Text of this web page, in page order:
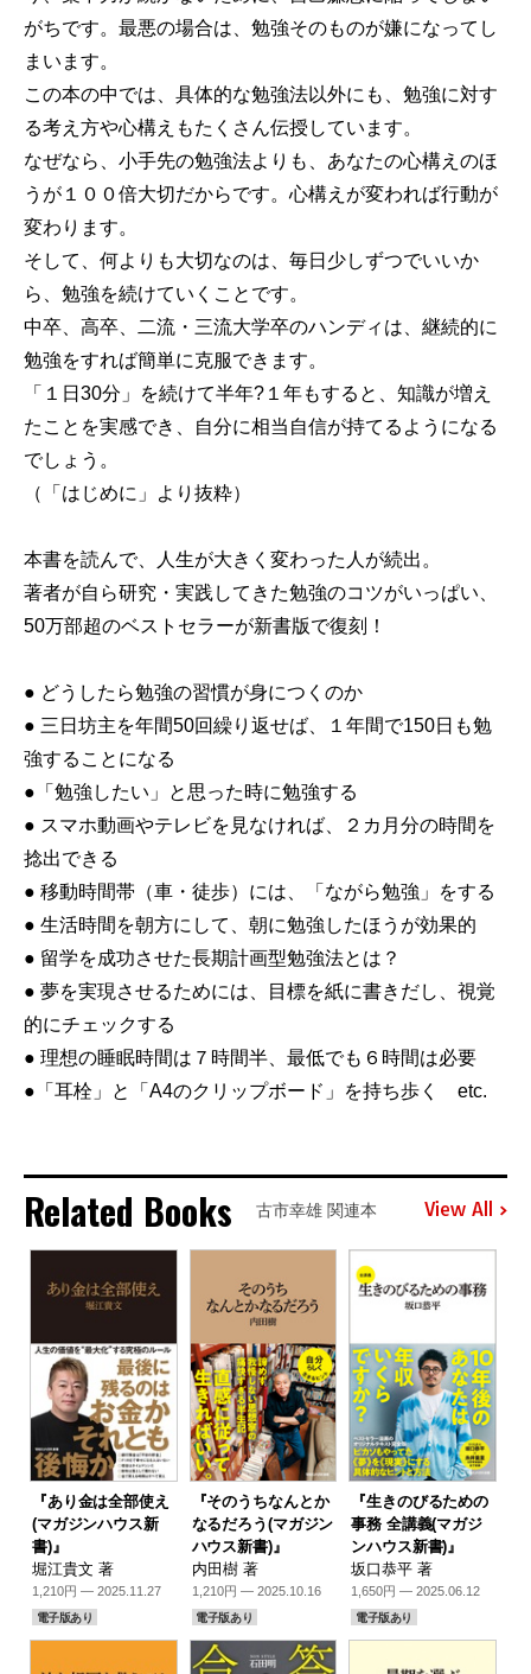
がちです。最悪の場合は、勉強そのものが嫌になってし
まいます。
この本の中では、具体的な勉強法以外にも、勉強に対す
る考え方や心構えもたくさん伝授しています。
なぜなら、小手先の勉強法よりも、あなたの心構えのほ
うが１００倍大切だからです。心構えが変われば行動が
変わります。
そして、何よりも大切なのは、毎日少しずつでいいか
ら、勉強を続けていくことです。
中卒、高卒、二流・三流大学卒のハンディは、継続的に
勉強をすれば簡単に克服できます。
「１日30分」を続けて半年?１年もすると、知識が増え
たことを実感でき、自分に相当自信が持てるようになる
でしょう。
（「はじめに」より抜粋）
本書を読んで、人生が大きく変わった人が続出。
著者が自ら研究・実践してきた勉強のコツがいっぱい、
50万部超のベストセラーが新書版で復刻！
● どうしたら勉強の習慣が身につくのか
● 三日坊主を年間50回繰り返せば、１年間で150日も勉
強することになる
●「勉強したい」と思った時に勉強する
● スマホ動画やテレビを見なければ、２カ月分の時間を
捻出できる
● 移動時間帯（車・徒歩）には、「ながら勉強」をする
● 生活時間を朝方にして、朝に勉強したほうが効果的
● 留学を成功させた長期計画型勉強法とは？
● 夢を実現させるためには、目標を紙に書きだし、視覚
的にチェックする
● 理想の睡眠時間は７時間半、最低でも６時間は必要
●「耳栓」と「A4のクリップボード」を持ち歩く etc.
Related Books 古市幸雄 関連本 View All
『あり金は全部使え
(マガジンハウス新
書)』
堀江貴文 著
1,210円 — 2025.11.27
電子版あり
『そのうちなんとか
なるだろう(マガジン
ハウス新書)』
内田樹 著
1,210円 — 2025.10.16
電子版あり
『生きのびるための
事務 全講義(マガジ
ンハウス新書)』
坂口恭平 著
1,650円 — 2025.06.12
電子版あり